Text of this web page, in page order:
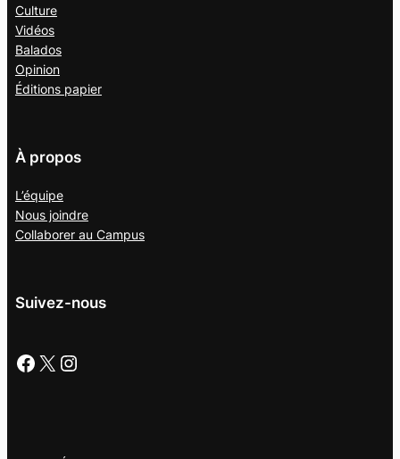
Culture
Vidéos
Balados
Opinion
Éditions papier
À propos
L’équipe
Nous joindre
Collaborer au Campus
Suivez-nous
Facebook X Instagram